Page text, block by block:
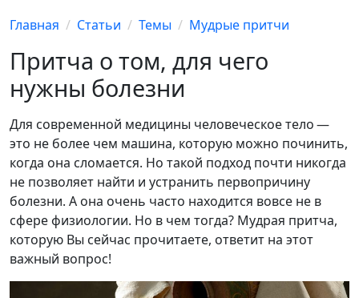
Главная Статьи Темы Мудрые притчи
Притча о том, для чего
нужны болезни
Для современной медицины человеческое тело —
это не более чем машина, которую можно починить,
когда она сломается. Но такой подход почти никогда
не позволяет найти и устранить первопричину
болезни. А она очень часто находится вовсе не в
сфере физиологии. Но в чем тогда? Мудрая притча,
которую Вы сейчас прочитаете, ответит на этот
важный вопрос!